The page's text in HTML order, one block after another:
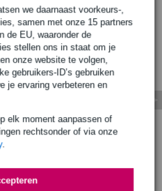
we daarnaast voorkeurs-,
samen met onze 15 partners
de EU, waaronder de
stellen ons in staat om je
onze website te volgen,
gebruikers-ID’s gebruiken
je ervaring verbeteren en
elk moment aanpassen of
rechtsonder of via onze
.